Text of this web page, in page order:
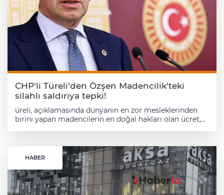
CHP'li Türeli'den Özşen Madencilik'teki
silahlı saldırıya tepki!
üreli, açıklamasında dünyanın en zor mesleklerinden
birini yapan madencilerin en doğal hakları olan ücret,
yapılan silahlı saldırı sadece Özşen Madencilik işçilerine
değil, ülkedeki tüm emekçilere yapılmış kirli bir
provokasyondur" ifadelerini kullandı. Türeli, hiçbir baskı
ve tehdidin işçilerin hak arama mücadelesini
durduramayacağını vurguladı. 27 Gündür Direniş
Sürüyor Özşen Madencilik işçilerinin eylemi yaklaşık bir
HABER